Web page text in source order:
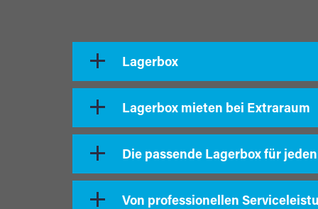
Lagerbox
Lagerbox mieten bei Extraraum
Die passende Lagerbox für
Von professionellen